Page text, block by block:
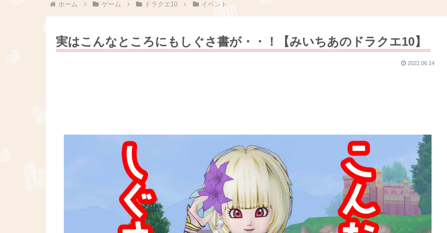
ホーム ゲーム ドラクエ10 イベント
実はこんなところにもしぐさ書が・・！【みいちあのドラクエ10】
2022.06.14